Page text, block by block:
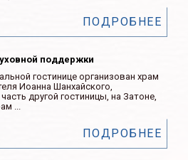
ПОДРОБНЕЕ
поддержки
гостинице организован храм
Иоанна Шанхайского,
другой гостиницы, на Затоне,
...
ПОДРОБНЕЕ